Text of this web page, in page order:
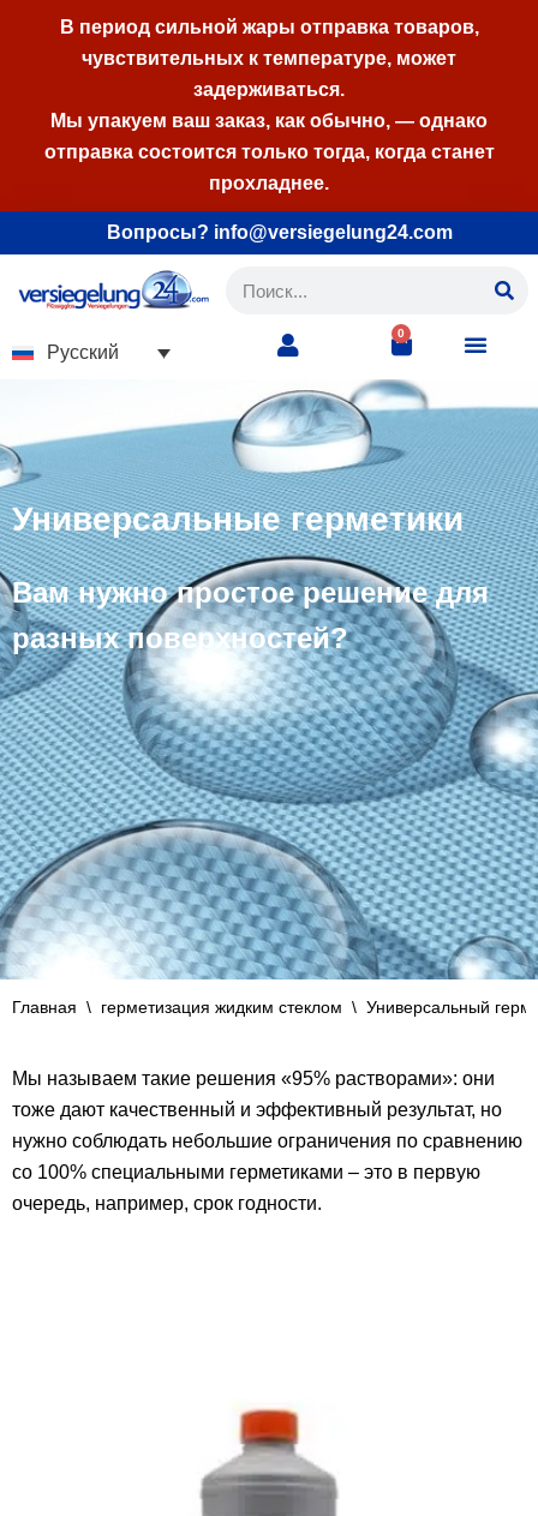
Перейти
содержимому
В период сильной жары отправка товаров,
чувствительных к температуре, может
задерживаться.
Мы упакуем ваш заказ, как обычно, — однако
отправка состоится только тогда, когда станет
прохладнее.
Вопросы? info@versiegelung24.com
Русский
0
Универсальные герметики
Вам нужно простое решение для
разных поверхностей?
Главная \ герметизация жидким стеклом \ Универсальный
Мы называем такие решения «95% растворами»: они
тоже дают качественный и эффективный результат, но
нужно соблюдать небольшие ограничения по сравнению
со 100% специальными герметиками – это в первую
очередь, например, срок годности.